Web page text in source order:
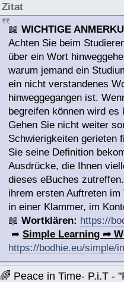
Zitat
📖WICHTIGE
Achten Sie beim
über ein Wort
warum jemand ein
ein nicht verstandenes
hinweggegangen ist.
begreifen können wird
Gehen Sie nicht weiter
Schwierigkeiten gerieten
Sie seine Definition
Ausdrücke, die Ihnen
dieses eBuches
ihrem ersten Auftreten
in einer Klammer, im
📖Wortklären: https://
➦Simple Learning ➦
https://bodhie.eu/simple/
🌈 Peace in Time- P.i.T